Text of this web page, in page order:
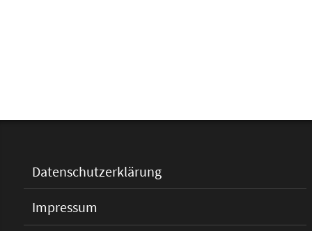
Datenschutzerklärung
Impressum